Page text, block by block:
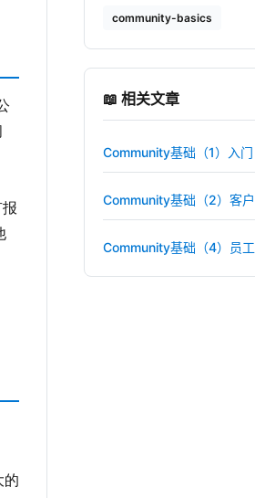
的
community-basics
📖 相关文章
Community基础（1）入门
Community基础（2）客户
Community基础（4）员工